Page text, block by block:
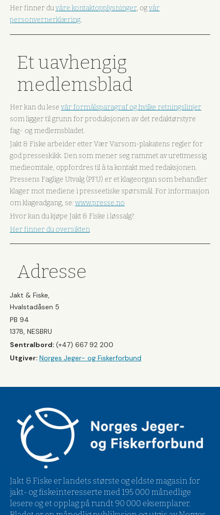
Her finner duvåre kontaktopplysninger, ogvår
personvernerklæring.
Et uavhengig
medlemsblad
Her kan du lese vår formålsparagraf og hvilke retningslinjer
som ligger til grunn for produksjonen av det redaktørstyre
fag- og medlemsbladet.
Jakt & Fiske arbeider etter Vær Varsom-plakatens regler for
god presseskikk. Den som mener seg rammet av urettmessig
medieomtale, oppfordres til å ta kontakt med redaksjonen.
Pressens Faglige Utvalg (PFU) er et klageorgan som behandler
klager mot mediene i presseetiske spørsmål. For informasjon
om klageadgang, se: www.presse.no
Hvor kan du kjøpe Jakt & Fiske i løssalg?
Her finner du oversikten
Adresse
Jakt & Fiske,
Hvalstadåsen 5
PB 94
1378, NESBRU
Sentralbord: (+47) 667 92 200
Utgiver: Norges Jeger- og Fiskerforbund
Jakt & Fiske er landets største og eldste magasin for
jakt- og fiskeinteresserte med 195 000 månedlige
lesere og et opplag på rundt 90 000 eksemplarer.